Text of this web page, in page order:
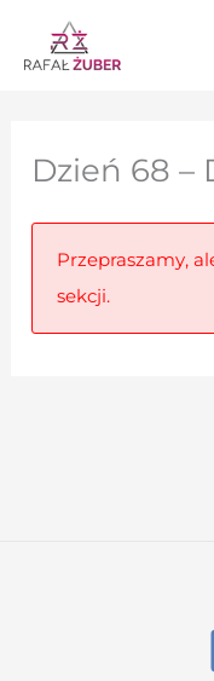
Przejdź
do
Dzień 68 –
Przepraszamy,
sekcji.